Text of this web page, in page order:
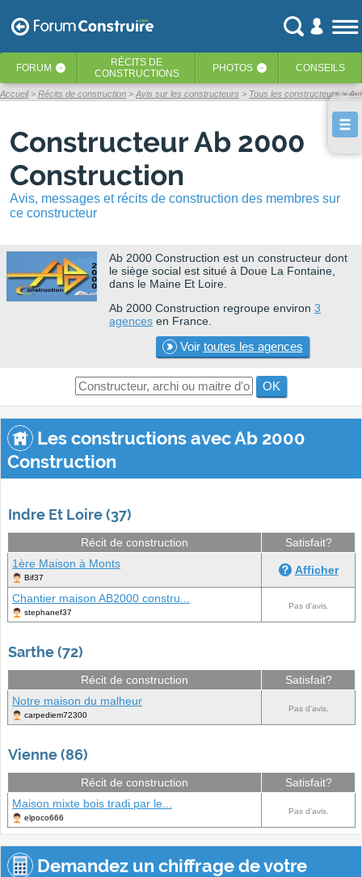
FORUM ‹ RÉCITS DE
CONSTRUCTIONS
PHOTOS ‹ CONSEILS
Accueil Récits de construction Avis sur les constructeurs Tous les constructeurs
Constructeur Ab 2000
Construction
Avis, messages et récits de construction des membres sur
ce constructeur
Ab 2000 Construction est un constructeur dont
le siège social est situé à Doue La Fontaine,
dans le Maine Et Loire.
Ab 2000 Construction regroupe environ 3
agences en France.
Voir toutes les agences
OK
Les constructions avec Ab 2000
Construction
Indre Et Loire (37)
Récit de construction
Satisfait?
1ère Maison à Monts
Bif37
Afficher
Chantier maison AB2000 constru...
stephanef37
Pas d'avis.
Sarthe (72)
Récit de construction
Satisfait?
Notre maison du malheur
carpediem72300
Pas d'avis.
Vienne (86)
Récit de construction
Satisfait?
Maison mixte bois tradi par le...
elpoco666
Pas d'avis.
Demandez un chiffrage de votre